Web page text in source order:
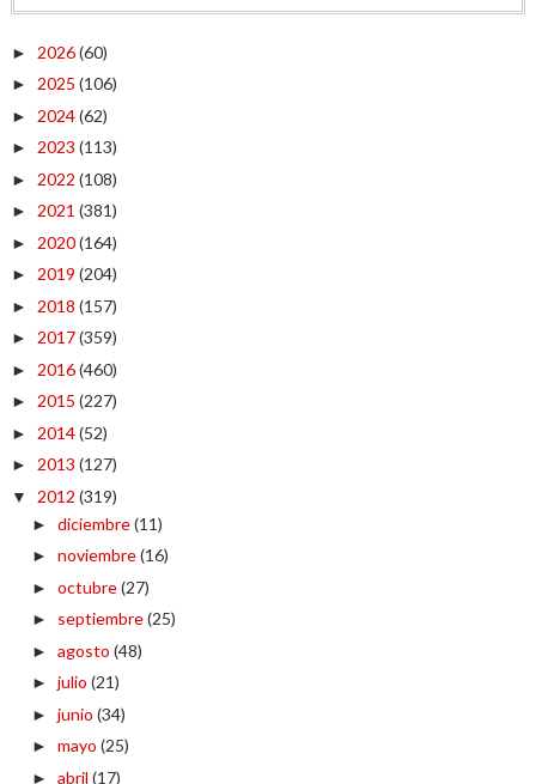
► 2026(60)
► 2025 (106)
► 2024(62)
► 2023 (113)
► 2022 (108)
► 2021 (381)
► 2020(164)
► 2019 (204)
► 2018 (157)
► 2017(359)
► 2016(460)
► 2015 (227)
► 2014(52)
► 2013 (127)
▼ 2012 (319)
► diciembre(11)
► noviembre(16)
► octubre(27)
► septiembre(25)
► agosto (48)
► julio (21)
► junio (34)
► mayo (25)
► abril (17)